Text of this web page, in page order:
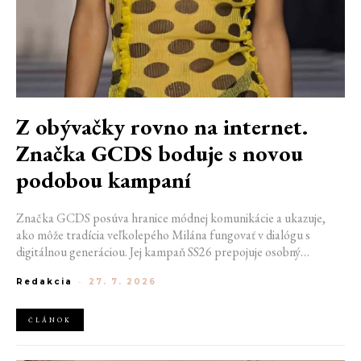
Z obývačky rovno na internet.
Značka GCDS boduje s novou
podobou kampaní
Značka GCDS posúva hranice módnej komunikácie a ukazuje,
ako môže tradícia veľkolepého Milána fungovať v dialógu s
digitálnou generáciou. Jej kampaň SS26 prepojuje osobný
spôsob, akým dnes módu vnímame a zdieľame. Zároveň
trendy a vytvárať autentické spojenie medzi módou, digitálnym
prostredím a každodenným životom mladej generácie.
Redakcia - 27. 7. 2026
ČLÁNOK